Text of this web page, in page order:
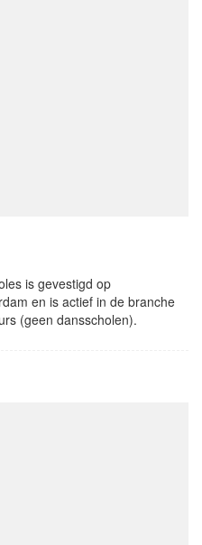
is gevestigd op
en is actief in de branche
(geen dansscholen).